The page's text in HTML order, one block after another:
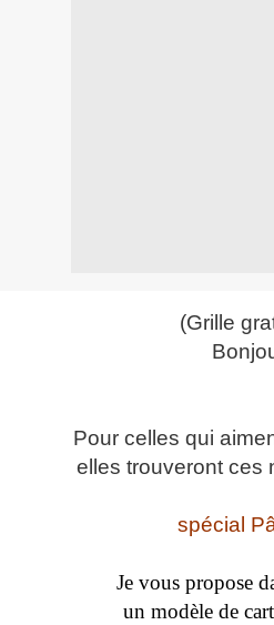
(Grille
Pour celles qui
elles trouveront ces
spécial
Je vous propose
un modèle de